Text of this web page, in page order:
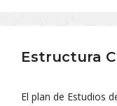
Estructura
El plan de Estudios